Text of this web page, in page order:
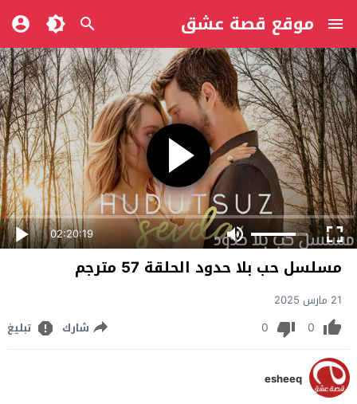
موقع قصة عشق
02:20:19
مسلسل حب بلا حدود الحلقة 57 مترجم
21 مارس 2025
0
0 شارك تبليغ
esheeq